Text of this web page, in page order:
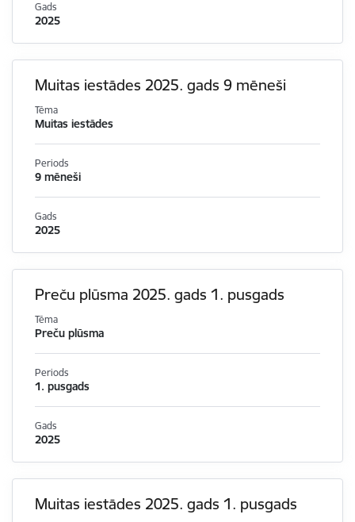
Gads
2025
Muitas iestādes 2025. gads 9 mēneši
Tēma
Muitas iestādes
Periods
9 mēneši
Gads
2025
Preču plūsma 2025. gads 1. pusgads
Tēma
Preču plūsma
Periods
1. pusgads
Gads
2025
Muitas iestādes 2025. gads 1. pusgads